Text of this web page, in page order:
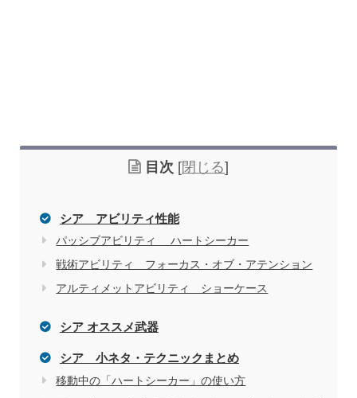
目次 [閉じる]
シア アビリティ性能
パッシブアビリティ ハートシーカー
戦術アビリティ フォーカス・オブ・アテンション
アルティメットアビリティ ショーケース
シア オススメ武器
シア 小ネタ・テクニックまとめ
移動中の「ハートシーカー」の使い方